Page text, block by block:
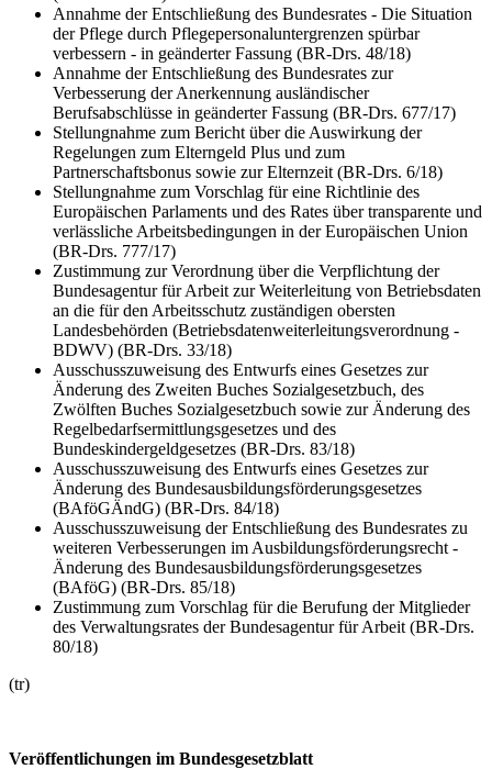
Annahme der Entschließung des Bundesrates - Die Situation
der Pflege durch Pflegepersonaluntergrenzen spürbar
verbessern - in geänderter Fassung (BR-Drs. 48/18)
Annahme der Entschließung des Bundesrates zur
Verbesserung der Anerkennung ausländischer
Berufsabschlüsse in geänderter Fassung (BR-Drs. 677/17)
Stellungnahme zum Bericht über die Auswirkung der
Regelungen zum Elterngeld Plus und zum
Partnerschaftsbonus sowie zur Elternzeit (BR-Drs. 6/18)
Stellungnahme zum Vorschlag für eine Richtlinie des
Europäischen Parlaments und des Rates über transparente und
verlässliche Arbeitsbedingungen in der Europäischen Union
(BR-Drs. 777/17)
Zustimmung zur Verordnung über die Verpflichtung der
Bundesagentur für Arbeit zur Weiterleitung von Betriebsdaten
an die für den Arbeitsschutz zuständigen obersten
Landesbehörden (Betriebsdatenweiterleitungsverordnung -
BDWV) (BR-Drs. 33/18)
Ausschusszuweisung des Entwurfs eines Gesetzes zur
Änderung des Zweiten Buches Sozialgesetzbuch, des
Zwölften Buches Sozialgesetzbuch sowie zur Änderung des
Regelbedarfsermittlungsgesetzes und des
Bundeskindergeldgesetzes (BR-Drs. 83/18)
Ausschusszuweisung des Entwurfs eines Gesetzes zur
Änderung des Bundesausbildungsförderungsgesetzes
(BAföGÄndG) (BR-Drs. 84/18)
Ausschusszuweisung der Entschließung des Bundesrates zu
weiteren Verbesserungen im Ausbildungsförderungsrecht -
Änderung des Bundesausbildungsförderungsgesetzes
(BAföG) (BR-Drs. 85/18)
Zustimmung zum Vorschlag für die Berufung der Mitglieder
des Verwaltungsrates der Bundesagentur für Arbeit (BR-Drs.
80/18)
(tr)
Veröffentlichungen im Bundesgesetzblatt